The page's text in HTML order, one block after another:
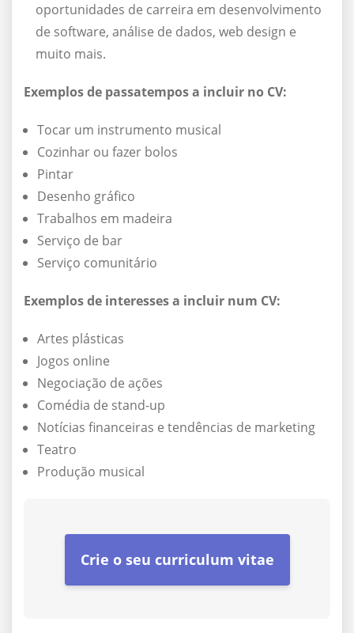
oportunidades de carreira em desenvolvimento
de software, análise de dados, web design e
muito mais.
Exemplos de passatempos a incluir no CV:
Tocar um instrumento musical
Cozinhar ou fazer bolos
Pintar
Desenho gráfico
Trabalhos em madeira
Serviço de bar
Serviço comunitário
Exemplos de interesses a incluir num CV:
Artes plásticas
Jogos online
Negociação de ações
Comédia de stand-up
Notícias financeiras e tendências de marketing
Teatro
Produção musical
Crie o seu curriculum vitae